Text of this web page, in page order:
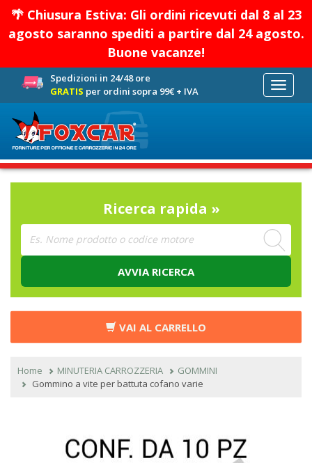
🌴 Chiusura Estiva: Gli ordini ricevuti dal 8 al 23
agosto saranno spediti a partire dal 24 agosto.
Buone vacanze!
Spedizioni in 24/48 ore
GRATIS per ordini sopra 99€ + IVA
Toggle
Ricerca rapida »
AVVIA RICERCA
VAI AL CARRELLO
Home MINUTERIA CARROZZERIA
GOMMINI
Gommino a vite per battuta cofano varie